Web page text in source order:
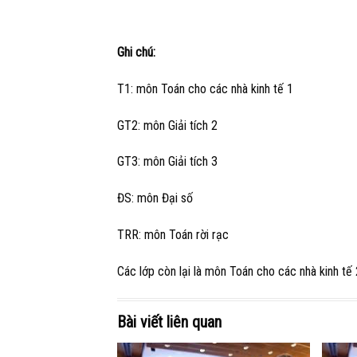
Ghi chú:
T1: môn Toán cho các nhà kinh tế 1
GT2: môn Giải tích 2
GT3: môn Giải tích 3
ĐS: môn Đại số
TRR: môn Toán rời rạc
Các lớp còn lại là môn Toán cho các nhà kinh tế
Bài viết liên quan